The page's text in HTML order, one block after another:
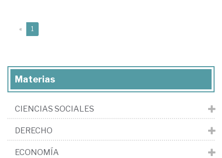
« 1
Materias
CIENCIAS SOCIALES
DERECHO
ECONOMÍA